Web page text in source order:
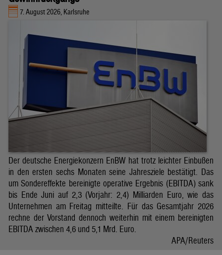
7. August 2026, Karlsruhe
Der deutsche Energiekonzern EnBW hat trotz leichter Einbußen
in den ersten sechs Monaten seine Jahresziele bestätigt. Das
um Sondereffekte bereinigte operative Ergebnis (EBITDA) sank
bis Ende Juni auf 2,3 (Vorjahr: 2,4) Milliarden Euro, wie das
Unternehmen am Freitag mitteilte. Für das Gesamtjahr 2026
rechne der Vorstand dennoch weiterhin mit einem bereinigten
EBITDA zwischen 4,6 und 5,1 Mrd. Euro.
APA/Reuters